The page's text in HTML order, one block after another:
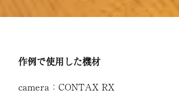
作例で使用した機材
camera：CONTAX RX